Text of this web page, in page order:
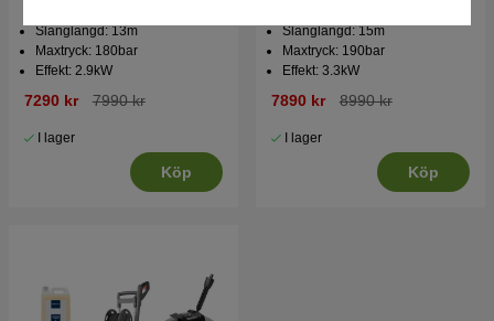
Slanglängd: 13m
Maxtryck: 180bar
Effekt: 2.9kW
7290 kr 7990 kr
I lager
Köp
Slanglängd: 15m
Maxtryck: 190bar
Effekt: 3.3kW
7890 kr 8990 kr
I lager
Köp